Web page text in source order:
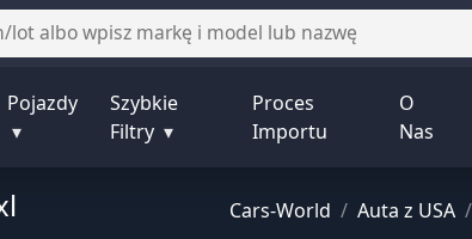
Pojazdy
▾
Szybkie
Filtry ▾
Proces
Importu
O
Nas
Cars-World / Auta z USA /